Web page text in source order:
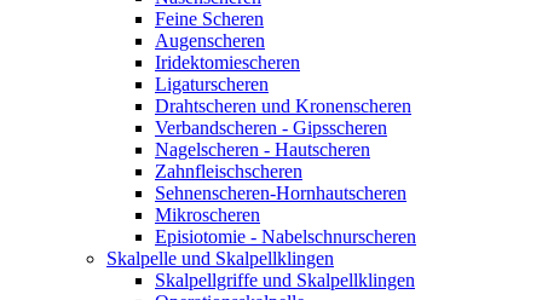
Feine Scheren
Augenscheren
Iridektomiescheren
Ligaturscheren
Drahtscheren und Kronenscheren
Verbandscheren - Gipsscheren
Nagelscheren - Hautscheren
Zahnfleischscheren
Sehnenscheren-Hornhautscheren
Mikroscheren
Episiotomie - Nabelschnurscheren
Skalpelle und Skalpellklingen
Skalpellgriffe und Skalpellklingen